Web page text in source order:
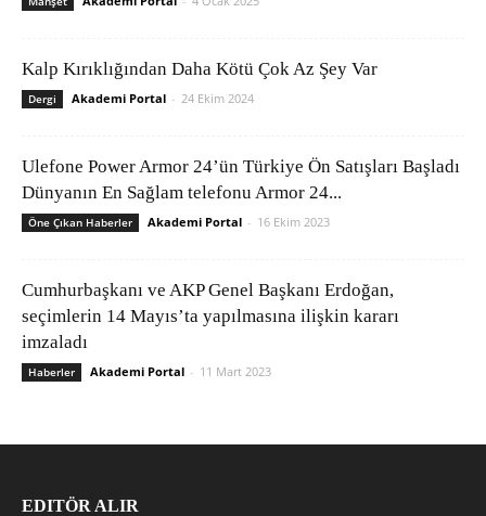
Kalp Kırıklığından Daha Kötü Çok Az Şey Var
Dergi Akademi Portal - 24 Ekim 2024
Ulefone Power Armor 24’ün Türkiye Ön Satışları Başladı
Dünyanın En Sağlam telefonu Armor 24...
Öne Çıkan Haberler Akademi Portal - 16 Ekim 2023
Cumhurbaşkanı ve AKP Genel Başkanı Erdoğan,
seçimlerin 14 Mayıs’ta yapılmasına ilişkin kararı
imzaladı
Haberler Akademi Portal - 11 Mart 2023
EDITÖR ALIR